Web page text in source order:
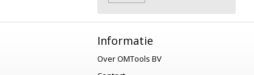
Informatie
Over OMTools BV